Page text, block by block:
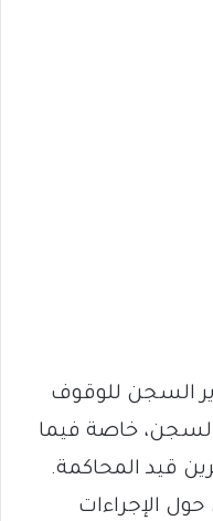
السجن للوقوف
السجن، خاصة فيما
قيد المحاكمة.
الإجراءات